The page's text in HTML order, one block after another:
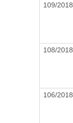
109/2018
108/2018
106/2018